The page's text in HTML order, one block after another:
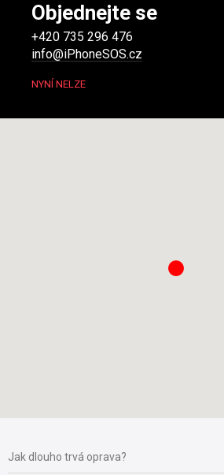
Objednejte se
+420 735 296 476
info@iPhoneSOS.cz
NYNÍ NELZE
Jak dlouho trvá oprava?